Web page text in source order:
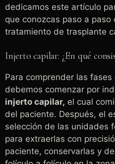
dedicamos este artículo
que conozcas paso a paso
tratamiento de trasplante
Injerto capilar: ¿En qué
Para comprender las
debemos comenzar por
injerto capilar, el cual
del paciente. Después, el
selección de las unidades
para extraerlas con
paciente, conservarlas y